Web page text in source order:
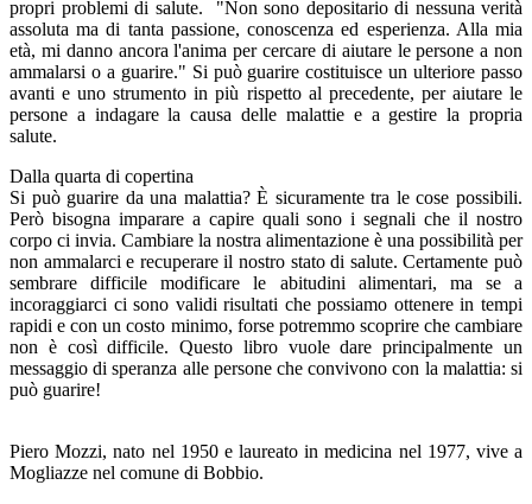
propri problemi di salute. "Non sono depositario di nessuna verità
assoluta ma di tanta passione, conoscenza ed esperienza. Alla mia
età, mi danno ancora l'anima per cercare di aiutare le persone a non
ammalarsi o a guarire." Si può guarire costituisce un ulteriore passo
avanti e uno strumento in più rispetto al precedente, per aiutare le
persone a indagare la causa delle malattie e a gestire la propria
salute.
Dalla quarta di copertina
Si può guarire da una malattia? È sicuramente tra le cose possibili.
Però bisogna imparare a capire quali sono i segnali che il nostro
corpo ci invia. Cambiare la nostra alimentazione è una possibilità per
non ammalarci e recuperare il nostro stato di salute. Certamente può
sembrare difficile modificare le abitudini alimentari, ma se a
incoraggiarci ci sono validi risultati che possiamo ottenere in tempi
rapidi e con un costo minimo, forse potremmo scoprire che cambiare
non è così difficile. Questo libro vuole dare principalmente un
messaggio di speranza alle persone che convivono con la malattia: si
può guarire!
Piero Mozzi, nato nel 1950 e laureato in medicina nel 1977, vive a
Mogliazze nel comune di Bobbio.